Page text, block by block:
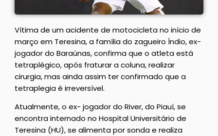
Vítima de um acidente de motocicleta no início de
março em Teresina, a família do zagueiro Índio, ex-
jogador do Baraúnas, confirma que o atleta está
tetraplégico, após fraturar a coluna, realizar
cirurgia, mas ainda assim ter confirmado que a
tetraplegia é irreversível.
Atualmente, o ex- jogador do River, do Piauí, se
encontra internado no Hospital Universitário de
Teresina (HU), se alimenta por sonda e realiza